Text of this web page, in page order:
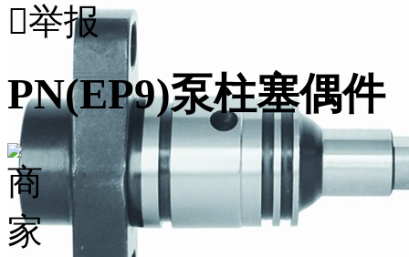
举报
PN(EP9)泵柱塞偶件